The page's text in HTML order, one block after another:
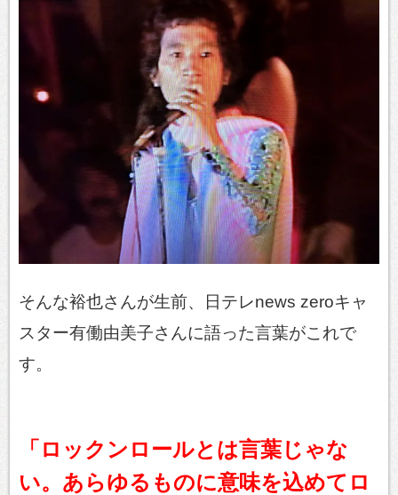
そんな裕也さんが生前、日テレnews zeroキャ
スター有働由美子さんに語った言葉がこれで
す。
「ロックンロールとは言葉じゃな
い。あらゆるものに意味を込めてロ